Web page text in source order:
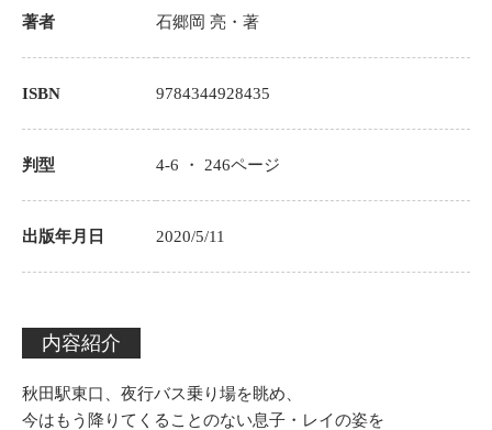
著者 石郷岡 亮 ・著
ISBN 9784344928435
判型 4-6 ・ 246ページ
出版年月日 2020/5/11
内容紹介
秋田駅東口、夜行バス乗り場を眺め、
今はもう降りてくることのない息子・レイの姿を